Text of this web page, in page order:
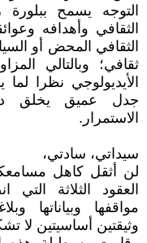
التوجه يسمح
الثقافي وأهدافه
الثقافي المحض أو
ثقافي؛ وبالتالي
الأيديولوجي نظرا لما
جدل عميق يخلق
الاستمرار.
سيداتي، سادتي،
لن أثقل كاهل
العقود الثلاثة
مواقفها وبياناتها
وثيقتين أساسيتين لا